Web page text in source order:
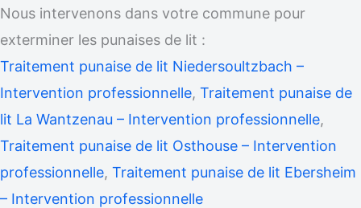
Nous intervenons dans votre commune pour
exterminer les punaises de lit :
Traitement punaise de lit Niedersoultzbach –
Intervention professionnelle, Traitement punaise de
lit La Wantzenau – Intervention professionnelle,
Traitement punaise de lit Osthouse – Intervention
professionnelle, Traitement punaise de lit Ebersheim
– Intervention professionnelle